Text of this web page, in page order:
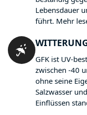
Lebensdauer
führt. Mehr
GFK ist UV-
zwischen -40
ohne seine
Salzwasser
Einflüssen